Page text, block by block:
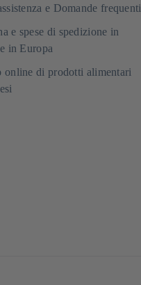
e Domande frequenti
e spese di spedizione in
in Europa
online di prodotti alimentari